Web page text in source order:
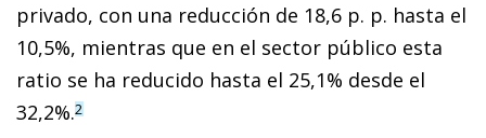
privado, con una reducción de 18,6 p. p. hasta el
10,5%, mientras que en el sector público esta
ratio se ha reducido hasta el 25,1% desde el
32,2%.2